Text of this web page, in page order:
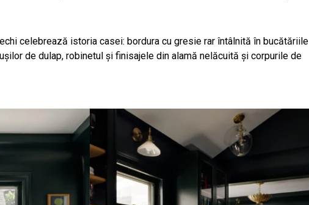
celebrează istoria casei: bordura cu gresie rar întâlnită în bucătăriile
de dulap, robinetul și finisajele din alamă nelăcuită și corpurile de